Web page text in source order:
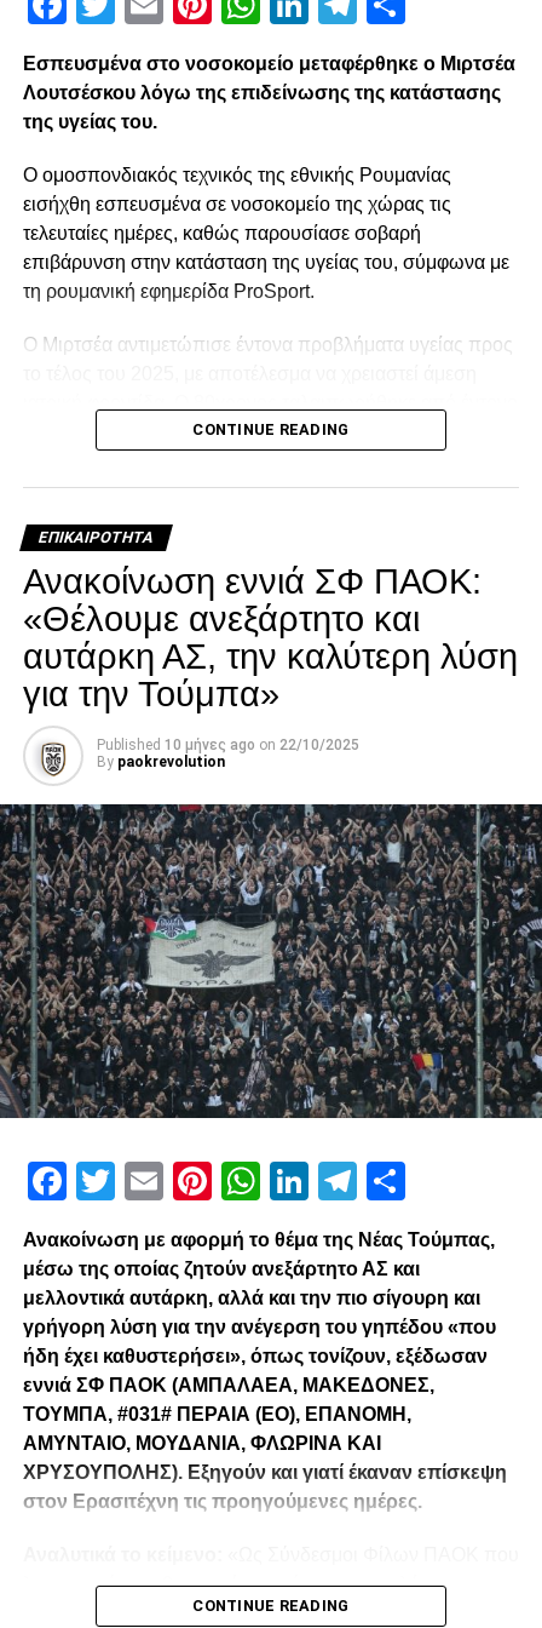
Εσπευσμένα στο νοσοκομείο μεταφέρθηκε ο Μιρτσέα
Λουτσέσκου λόγω της επιδείνωσης της κατάστασης
της υγείας του.
Ο ομοσπονδιακός τεχνικός της εθνικής Ρουμανίας
εισήχθη εσπευσμένα σε νοσοκομείο της χώρας τις
τελευταίες ημέρες, καθώς παρουσίασε σοβαρή
επιβάρυνση στην κατάσταση της υγείας του, σύμφωνα με
τη ρουμανική εφημερίδα ProSport.
Ο Μιρτσέα αντιμετώπισε έντονα προβλήματα υγείας προς
κρυολόγημα, το οποίο επηρέασε αρνητικά την ήδη
αναγκαία να νοσηλευτεί. Οι πληροφορίες αναφέρουν ότι η
νοσηλείας του.
Facebook
Twitter
EmailPinterest
WhatsApp
LinkedIn
Telegram
CONTINUE READING
ΕΠΙΚΑΙΡΌΤΗΤΑ
Ανακοίνωση εννιά ΣΦ ΠΑΟΚ:
«Θέλουμε ανεξάρτητο και
αυτάρκη ΑΣ, την καλύτερη λύση
για την Τούμπα»
Published 10 μήνες ago on 22/10/2025
By paokrevolution
Facebook
Twitter
EmailPinterest
WhatsApp
LinkedIn
Telegram
Ανακοίνωση με αφορμή το θέμα της Νέας Τούμπας,
μέσω της οποίας ζητούν ανεξάρτητο ΑΣ και
μελλοντικά αυτάρκη, αλλά και την πιο σίγουρη και
γρήγορη λύση για την ανέγερση του γηπέδου «που
ήδη έχει καθυστερήσει», όπως τονίζουν, εξέδωσαν
εννιά ΣΦ ΠΑΟΚ (ΑΜΠΑΛΑΕΑ, ΜΑΚΕΔΟΝΕΣ,
ΤΟΥΜΠΑ, #031# ΠΕΡΑΙΑ (ΕΟ), ΕΠΑΝΟΜΗ,
ΑΜΥΝΤΑΙΟ, ΜΟΥΔΑΝΙΑ, ΦΛΩΡΙΝΑ ΚΑΙ
ΧΡΥΣΟΥΠΟΛΗΣ). Εξηγούν και γιατί έκαναν επίσκεψη
στον Ερασιτέχνη τις προηγούμενες ημέρες.
λειτουργούμε καθημερινά με γνώμωνα το καλό του
Δικεφάλου και μόνο, αισθανόμαστε την ανάγκη να
CONTINUE READING